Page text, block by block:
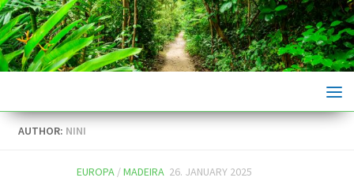
Skip to content
AUTHOR: NINI
EUROPA /MADEIRA 26. JANUARY 2025